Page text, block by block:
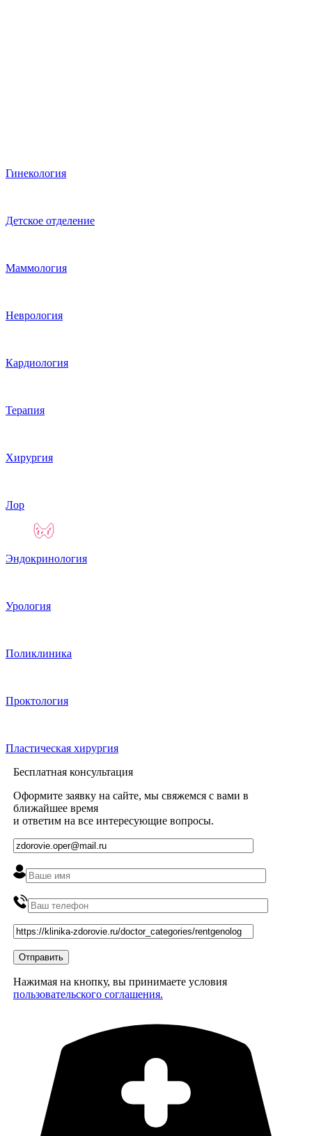
Гинекология
Детское отделение
Маммология
Неврология
Кардиология
Терапия
Хирургия
Лор
Эндокринология
Урология
Поликлиника
Проктология
Пластическая хирургия
Бесплатная консультация
Оформите заявку на сайте, мы свяжемся с вами в
ближайшее время
и ответим на все интересующие вопросы.
Нажимая на кнопку, вы принимаете условия
пользовательского соглашения.